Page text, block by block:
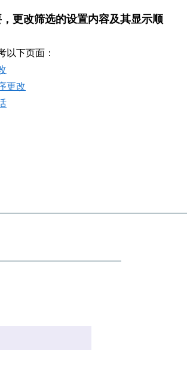
更改筛选的设置内容及其显示顺
以下页面：
更改